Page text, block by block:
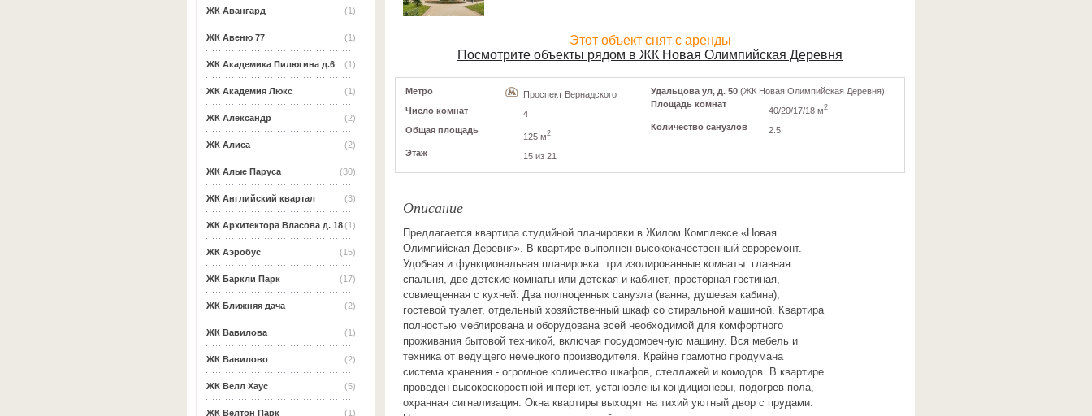
(1)
ЖК Авангард
(1)
ЖК Авеню 77
(1)
ЖК Академика Пилюгина д.6
(1)
ЖК Академия Люкс
(2)
ЖК Александр
(2)
ЖК Алиса
(30)
ЖК Алые Паруса
(3)
ЖК Английский квартал
(1)
ЖК Архитектора Власова д. 18
(15)
ЖК Аэробус
(17)
ЖК Баркли Парк
(2)
ЖК Ближняя дача
(1)
ЖК Вавилова
(2)
ЖК Вавилово
(5)
ЖК Велл Хаус
(1)
ЖК Велтон Парк
Этот объект снят с аренды
Посмотрите объекты рядом в ЖК Новая Олимпийская Деревня
Метро
Проспект Вернадского
Число комнат
4
Общая площадь
125 м2
Этаж 15 из 21
Удальцова ул, д. 50 (ЖК Новая Олимпийская Деревня)
Площадь комнат
40/20/17/18 м2
Количество санузлов 2.5
Описание
Предлагается квартира студийной планировки в Жилом Комплексе «Новая
Олимпийская Деревня». В квартире выполнен высококачественный евроремонт.
Удобная и функциональная планировка: три изолированные комнаты: главная
спальня, две детские комнаты или детская и кабинет, просторная гостиная,
совмещенная с кухней. Два полноценных санузла (ванна, душевая кабина),
гостевой туалет, отдельный хозяйственный шкаф со стиральной машиной. Квартира
полностью меблирована и оборудована всей необходимой для комфортного
проживания бытовой техникой, включая посудомоечную машину. Вся мебель и
техника от ведущего немецкого производителя. Крайне грамотно продумана
система хранения - огромное количество шкафов, стеллажей и комодов. В квартире
проведен высокоскоростной интернет, установлены кондиционеры, подогрев пола,
охранная сигнализация. Окна квартиры выходят на тихий уютный двор с прудами.